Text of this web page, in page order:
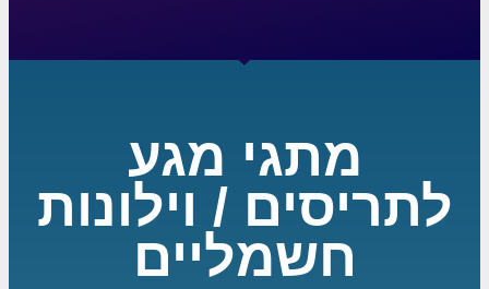
מתגי מגע
לתריסים / וילונות
חשמליים